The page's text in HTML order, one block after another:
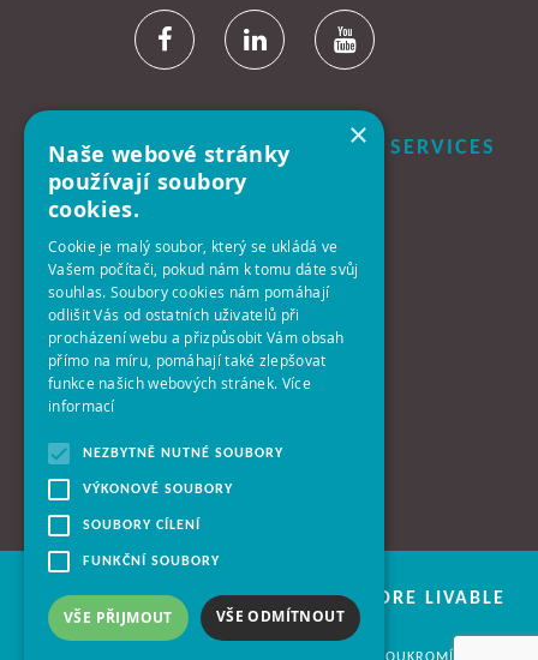
B+N CZECH REPUBLIC FACILITY SERVICES
S.R.O.
140 00 Praha 4 - Krč
Antala Staška 2027/77
Telefon:
+420-261-392-311
info@bplusn.cz
B+N - WE ARE WORKING FOR A MORE LIVABLE
WORLD
×
Naše webové stránky
používají soubory
cookies.
Cookie je malý soubor, který se ukládá ve
Vašem počítači, pokud nám k tomu dáte svůj
souhlas. Soubory cookies nám pomáhají
odlišit Vás od ostatních uživatelů při
procházení webu a přizpůsobit Vám obsah
přímo na míru, pomáhají také zlepšovat
funkce našich webových stránek. Více
informací
NEZBYTNĚ NUTNÉ SOUBORY
VÝKONOVÉ SOUBORY
SOUBORY CÍLENÍ
FUNKČNÍ SOUBORY
VŠE PŘIJMOUT VŠE ODMÍTNOUT